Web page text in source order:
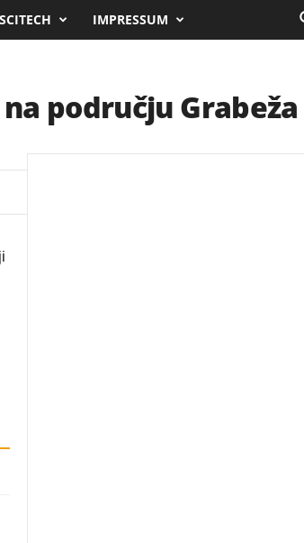
SCITECH IMPRESSUM
području Grabeža